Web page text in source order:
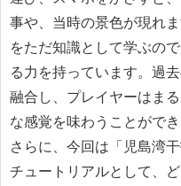
事や、当時の景色が現れ
をただ知識として学ぶの
る力を持っています。過
融合し、プレイヤーはま
な感覚を味わうことができ
さらに、今回は「児島湾
チュートリアルとして、